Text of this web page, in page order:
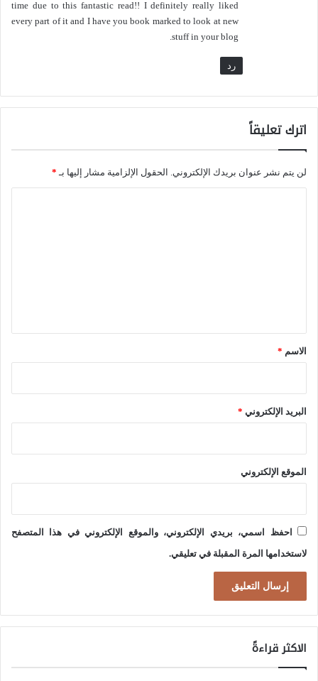
ي
time due to this fantastic read!! I definitely really liked
every part of it and I have you book marked to look at new
stuff in your blog.
رد
اترك تعليقاً
لن يتم نشر عنوان بريدك الإلكتروني. الحقول الإلزامية مشار إليها بـ *
*الاسم *
البريد الإلكتروني *
الموقع الإلكتروني
احفظ اسمي، بريدي الإلكتروني، والموقع الإلكتروني في هذا المتصفح
لاستخدامها المرة المقبلة في تعليقي.
الاكثر قراءةً